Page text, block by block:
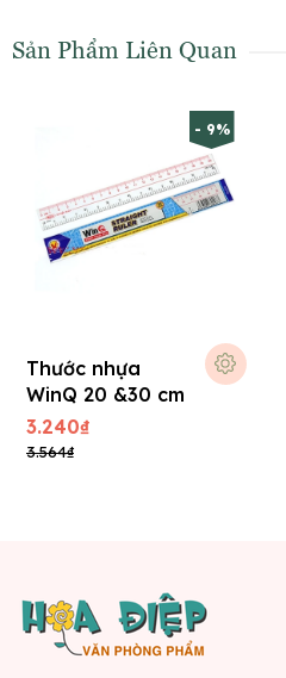
Sản Phẩm Liên Quan
- 9%
Thước nhựa
WinQ 20 &30 cm
3.240₫
3.564₫